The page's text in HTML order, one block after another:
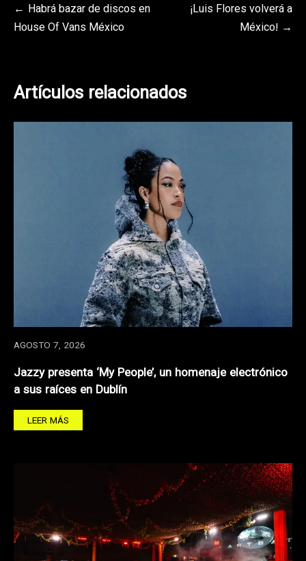
Navegación
de
Habrá bazar de discos en
House Of Vans México
¡Luis Flores volverá a
México!
Artículos relacionados
AGOSTO 7, 2026
Jazzy presenta ‘My People’, un homenaje electrónico
a sus raíces en Dublín
LEER MÁS